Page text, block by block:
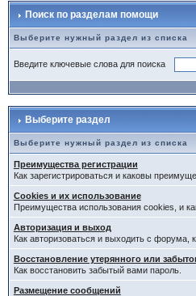
Поиск по разделам помощи
Выберите нужный раздел из списка
Введите ключевые слова для поиска
Выберите раздел
Выберите нужный раздел из списка
Преимущества регистрации
Как зарегистрироваться и каковы
Cookies и их использование
Преимущества использования cookies, и
Авторизация и выход
Как авторизоваться и выходить с форума,
Восстановление утерянного или
Как восстановить забытый вами пароль.
Размещение сообщений